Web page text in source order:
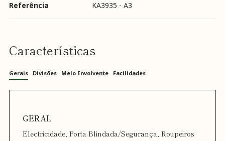
Referência KA3935 - A3
Características
Gerais Divisões Meio Envolvente Facilidades
Electricidade, Porta Blindada/Segurança, Roupeiros